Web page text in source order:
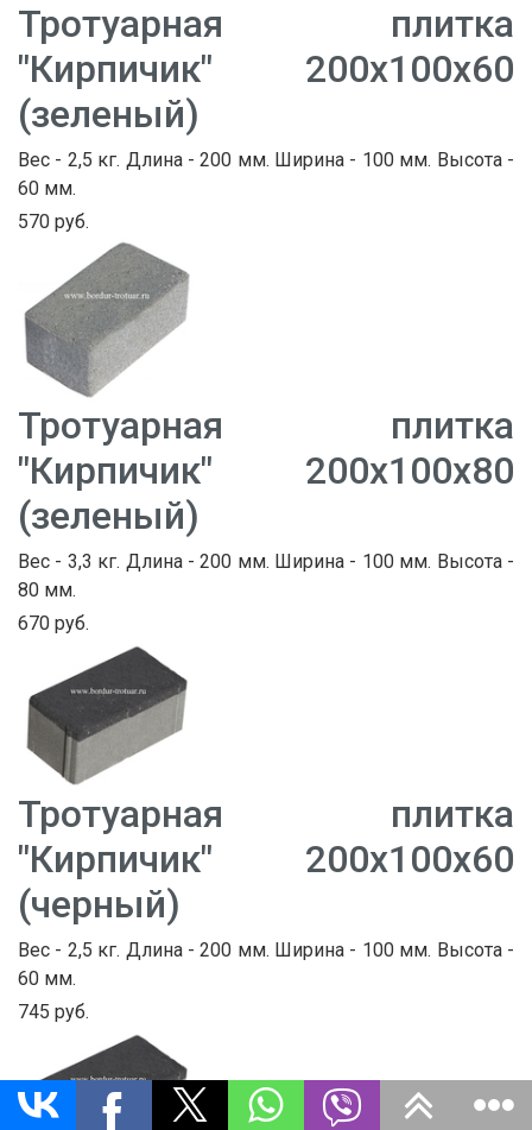
Тротуарная плитка
"Кирпичик" 200х100х60
(зеленый)
Вес - 2,5 кг. Длина - 200 мм. Ширина - 100 мм. Высота -
60 мм.
570 руб.
Тротуарная плитка
"Кирпичик" 200х100х80
(зеленый)
Вес - 3,3 кг. Длина - 200 мм. Ширина - 100 мм. Высота -
80 мм.
670 руб.
Тротуарная плитка
"Кирпичик" 200х100х60
(черный)
Вес - 2,5 кг. Длина - 200 мм. Ширина - 100 мм. Высота -
60 мм.
745 руб.